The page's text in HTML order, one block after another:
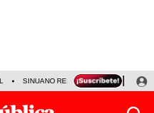
SINUANO RESULTADOS HOY